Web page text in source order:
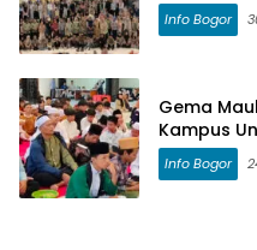
Info Bogor
Gema
Kampus
Info Bogor